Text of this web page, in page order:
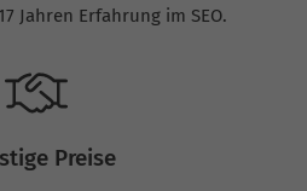
Jahren Erfahrung im SEO.
Preise